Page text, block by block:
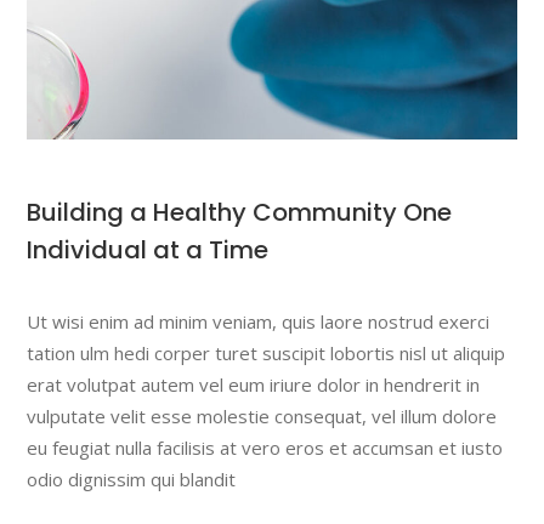
Building a Healthy Community One
Individual at a Time
Ut wisi enim ad minim veniam, quis laore nostrud exerci
tation ulm hedi corper turet suscipit lobortis nisl ut aliquip
erat volutpat autem vel eum iriure dolor in hendrerit in
vulputate velit esse molestie consequat, vel illum dolore
eu feugiat nulla facilisis at vero eros et accumsan et iusto
odio dignissim qui blandit